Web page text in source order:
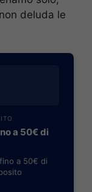
deluda le
a 50€ di
a 50€ di